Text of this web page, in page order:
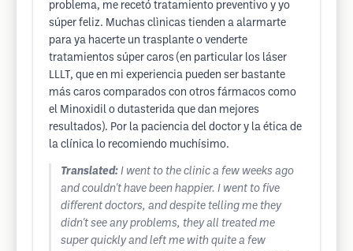
problema, me recetó tratamiento preventivo y yo
súper feliz. Muchas clìnicas tienden a alarmarte
para ya hacerte un trasplante o venderte
tratamientos súper caros (en particular los láser
LLLT, que en mi experiencia pueden ser bastante
más caros comparados con otros fármacos como
el Minoxidil o dutasterida que dan mejores
resultados). Por la paciencia del doctor y la ética de
la clínica lo recomiendo muchísimo.
Translated: I went to the clinic a few weeks ago
and couldn't have been happier. I went to five
different doctors, and despite telling me they
didn't see any problems, they all treated me
super quickly and left me with quite a few